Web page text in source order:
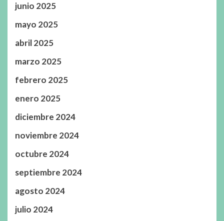
junio 2025
mayo 2025
abril 2025
marzo 2025
febrero 2025
enero 2025
diciembre 2024
noviembre 2024
octubre 2024
septiembre 2024
agosto 2024
julio 2024